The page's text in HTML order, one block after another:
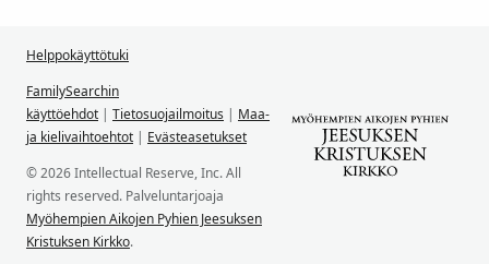
Helppokäyttötuki
FamilySearchin
käyttöehdot | Tietosuojailmoitus | Maa-
ja kielivaihtoehtot | Evästeasetukset
© 2026 Intellectual Reserve, Inc. All
rights reserved. Palveluntarjoaja
Myöhempien Aikojen Pyhien Jeesuksen
Kristuksen Kirkko.